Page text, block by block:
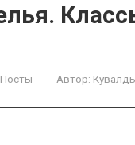
Автор: